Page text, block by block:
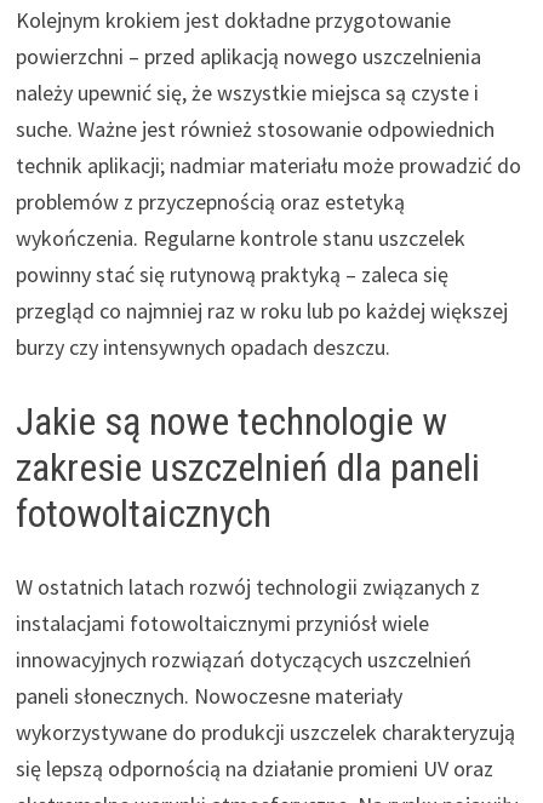
Kolejnym krokiem jest dokładne przygotowanie
powierzchni – przed aplikacją nowego uszczelnienia
należy upewnić się, że wszystkie miejsca są czyste i
suche. Ważne jest również stosowanie odpowiednich
technik aplikacji; nadmiar materiału może prowadzić do
problemów z przyczepnością oraz estetyką
wykończenia. Regularne kontrole stanu uszczelek
powinny stać się rutynową praktyką – zaleca się
przegląd co najmniej raz w roku lub po każdej większej
burzy czy intensywnych opadach deszczu.
Jakie są nowe technologie w
zakresie uszczelnień dla paneli
fotowoltaicznych
W ostatnich latach rozwój technologii związanych z
instalacjami fotowoltaicznymi przyniósł wiele
innowacyjnych rozwiązań dotyczących uszczelnień
paneli słonecznych. Nowoczesne materiały
wykorzystywane do produkcji uszczelek charakteryzują
się lepszą odpornością na działanie promieni UV oraz